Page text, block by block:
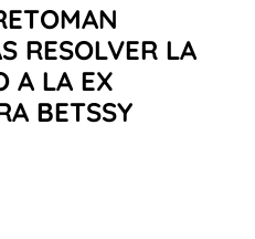
RESOLVER LA
A LA EX
BETSSY